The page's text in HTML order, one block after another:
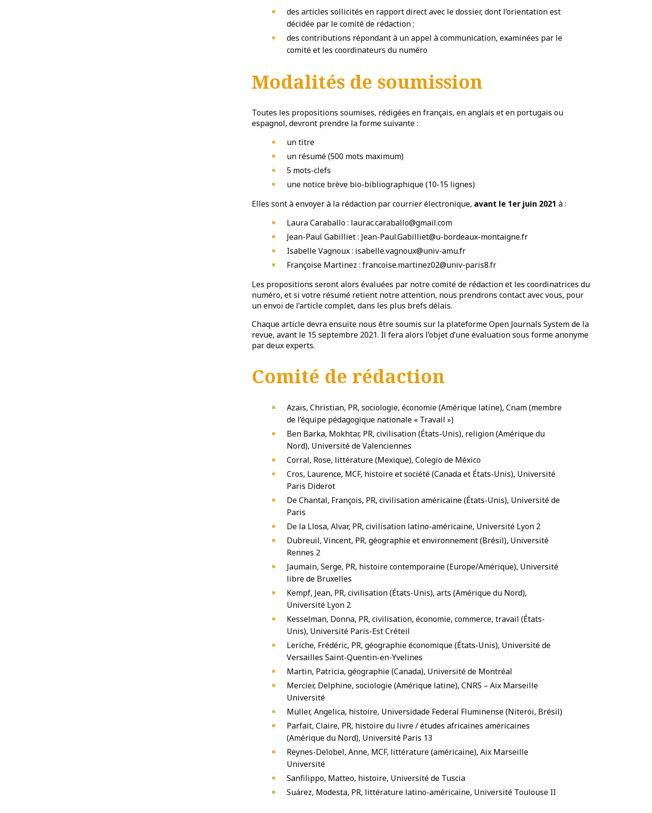
des articles sollicités en rapport direct avec le dossier, dont l’orientation est
décidée par le comité de rédaction ;
des contributions répondant à un appel à communication, examinées par le
comité et les coordinateurs du numéro
Modalités de soumission
Toutes les propositions soumises, rédigées en français, en anglais et en portugais ou
espagnol, devront prendre la forme suivante :
un titre
un résumé (500 mots maximum)
5 mots-clefs
une notice brève bio-bibliographique (10-15 lignes)
Elles sont à envoyer à la rédaction par courrier électronique, avant le 1er juin 2021 à :
Laura Caraballo : laurac.caraballo@gmail.com
Jean-Paul Gabilliet : Jean-Paul.Gabilliet@u-bordeaux-montaigne.fr
Isabelle Vagnoux : isabelle.vagnoux@univ-amu.fr
Françoise Martinez : francoise.martinez02@univ-paris8.fr
Les propositions seront alors évaluées par notre comité de rédaction et les coordinatrices du
numéro, et si votre résumé retient notre attention, nous prendrons contact avec vous, pour
un envoi de l’article complet, dans les plus brefs délais.
Chaque article devra ensuite nous être soumis sur la plateforme Open Journals System de la
revue, avant le 15 septembre 2021. Il fera alors l’objet d’une évaluation sous forme anonyme
par deux experts.
Comité de rédaction
Azaïs, Christian, PR, sociologie, économie (Amérique latine), Cnam (membre
de l’équipe pédagogique nationale « Travail »)
Ben Barka, Mokhtar, PR, civilisation (États-Unis), religion (Amérique du
Nord), Université de Valenciennes
Corral, Rose, littérature (Mexique), Colegio de México
Cros, Laurence, MCF, histoire et société (Canada et États-Unis), Université
Paris Diderot
De Chantal, François, PR, civilisation américaine (États-Unis), Université de
Paris
De la Llosa, Alvar, PR, civilisation latino-américaine, Université Lyon 2
Dubreuil, Vincent, PR, géographie et environnement (Brésil), Université
Rennes 2
Jaumain, Serge, PR, histoire contemporaine (Europe/Amérique), Université
libre de Bruxelles
Kempf, Jean, PR, civilisation (États-Unis), arts (Amérique du Nord),
Université Lyon 2
Kesselman, Donna, PR, civilisation, économie, commerce, travail (États-
Unis), Université Paris-Est Créteil
Leriche, Frédéric, PR, géographie économique (États-Unis), Université de
Versailles Saint-Quentin-en-Yvelines
Martin, Patricia, géographie (Canada), Université de Montréal
Mercier, Delphine, sociologie (Amérique latine), CNRS – Aix Marseille
Université
Müller, Angelica, histoire, Universidade Federal Fluminense (Niterói, Brésil)
Parfait, Claire, PR, histoire du livre / études africaines américaines
(Amérique du Nord), Université Paris 13
Reynes-Delobel, Anne, MCF, littérature (américaine), Aix Marseille
Université
Sanfilippo, Matteo, histoire, Université de Tuscia
Suárez, Modesta, PR, littérature latino-américaine, Université Toulouse II